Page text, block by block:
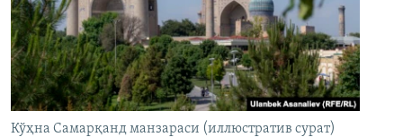
Кўҳна Самарқанд манзараси (иллюстратив сурат)